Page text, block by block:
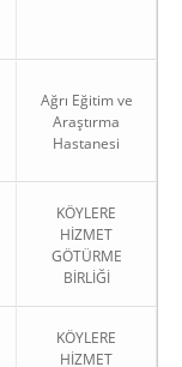
Ağrı Eğitim ve
Araştırma
Hastanesi
KÖYLERE
HİZMET
GÖTÜRME
BİRLİĞİ
KÖYLERE
HİZMET